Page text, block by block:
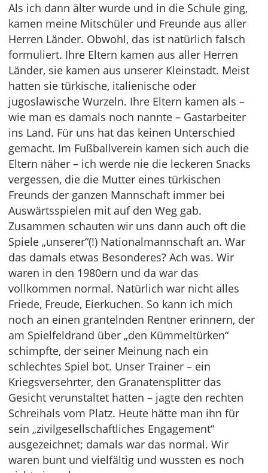
Als ich dann älter wurde und in die Schule ging,
kamen meine Mitschüler und Freunde aus aller
Herren Länder. Obwohl, das ist natürlich falsch
formuliert. Ihre Eltern kamen aus aller Herren
Länder, sie kamen aus unserer Kleinstadt. Meist
hatten sie türkische, italienische oder
jugoslawische Wurzeln. Ihre Eltern kamen als –
wie man es damals noch nannte – Gastarbeiter
ins Land. Für uns hat das keinen Unterschied
gemacht. Im Fußballverein kamen sich auch die
Eltern näher – ich werde nie die leckeren Snacks
vergessen, die die Mutter eines türkischen
Freunds der ganzen Mannschaft immer bei
Auswärtsspielen mit auf den Weg gab.
Zusammen schauten wir uns dann auch oft die
Spiele „unserer“(!) Nationalmannschaft an. War
das damals etwas Besonderes? Ach was. Wir
waren in den 1980ern und da war das
vollkommen normal. Natürlich war nicht alles
Friede, Freude, Eierkuchen. So kann ich mich
noch an einen grantelnden Rentner erinnern, der
am Spielfeldrand über „den Kümmeltürken“
schimpfte, der seiner Meinung nach ein
schlechtes Spiel bot. Unser Trainer – ein
Kriegsversehrter, den Granatensplitter das
Gesicht verunstaltet hatten – jagte den rechten
Schreihals vom Platz. Heute hätte man ihn für
sein „zivilgesellschaftliches Engagement“
ausgezeichnet; damals war das normal. Wir
waren bunt und vielfältig und wussten es noch